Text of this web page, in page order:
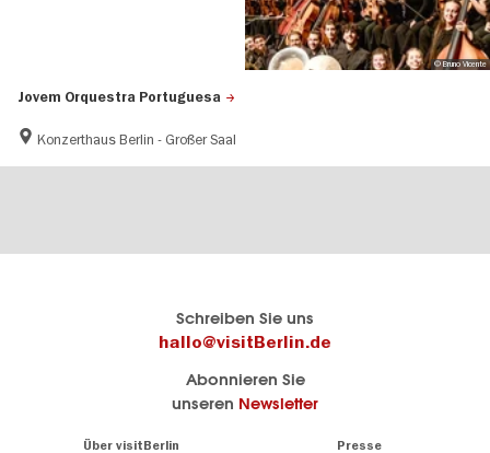
Jovem Orquestra Portuguesa
Konzerthaus Berlin - Großer Saal
© Bruno Vicente
Schreiben Sie uns
hallo@visitBerlin.de
Abonnieren Sie
unseren Newsletter
Über visitBerlin Presse
sind